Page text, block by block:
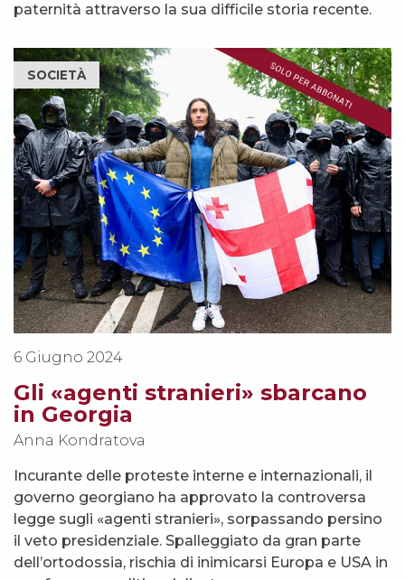
paternità attraverso la sua difficile storia recente.
SOCIETÀ
6 Giugno 2024
Gli «agenti stranieri» sbarcano
in Georgia
Anna Kondratova
Incurante delle proteste interne e internazionali, il
governo georgiano ha approvato la controversa
legge sugli «agenti stranieri», sorpassando persino
il veto presidenziale. Spalleggiato da gran parte
dell’ortodossia, rischia di inimicarsi Europa e USA in